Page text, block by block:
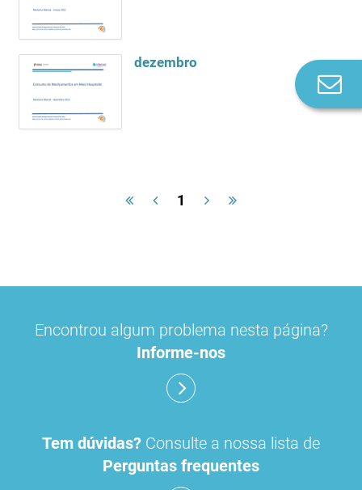
dezembro
1
Encontrou algum problema nesta página?
Informe-nos
Tem dúvidas? Consulte a nossa lista de
Perguntas frequentes